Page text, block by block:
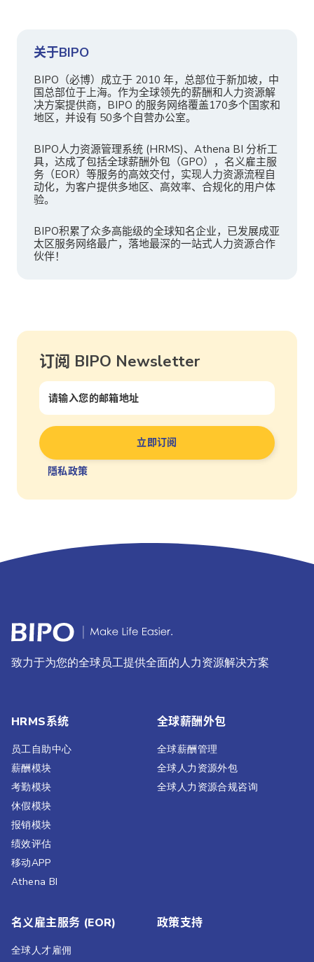
关于BIPO
BIPO（必博）成立于 2010 年，总部位于新加坡，中
国总部位于上海。作为全球领先的薪酬和人力资源解
决方案提供商，BIPO 的服务网络覆盖170多个国家和
地区，并设有 50多个自营办公室。
BIPO人力资源管理系统 (HRMS)、Athena BI 分析工
具，达成了包括全球薪酬外包（GPO），名义雇主服
务（EOR）等服务的高效交付，实现人力资源流程自
动化，为客户提供多地区、高效率、合规化的用户体
验。
BIPO积累了众多高能级的全球知名企业，已发展成亚
太区服务网络最广，落地最深的一站式人力资源合作
伙伴！
订阅 BIPO Newsletter
隱私政策
致力于为您的全球员工提供全面的人力资源解决方案
HRMS系统
员工自助中心
薪酬模块
考勤模块
休假模块
报销模块
绩效评估​
移动APP
Athena BI
全球薪酬外包
全球薪酬管理
全球人力资源外包
全球人力资源合规咨询
名义雇主服务 (EOR)
全球人才雇佣
政策支持